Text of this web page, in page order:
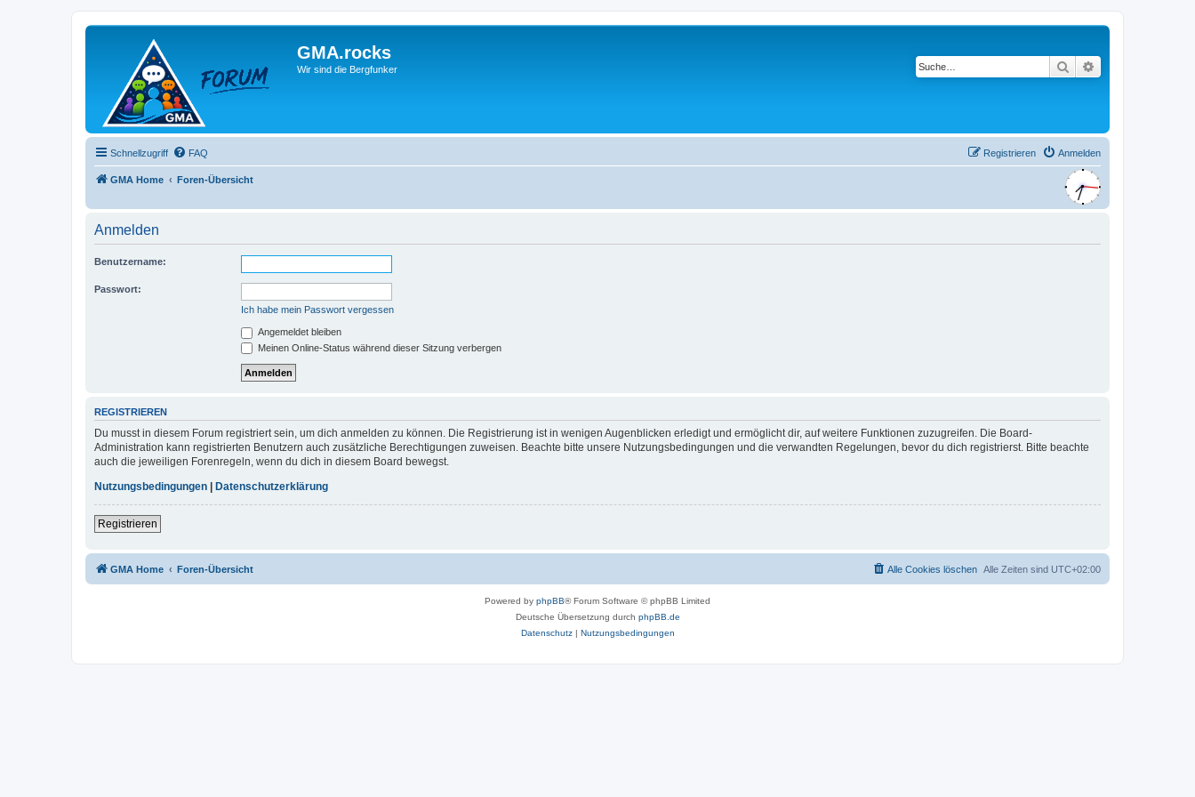
GMA.rocks
Wir sind die Bergfunker Suche
Schnellzugriff FAQ Anmelden
Registrieren
GMA Home Foren-Übersicht
Anmelden
Benutzername:
Passwort:
Ich habe mein Passwort vergessen
Angemeldet bleiben
Meinen Online-Status während dieser Sitzung verbergen
REGISTRIEREN
Du musst in diesem Forum registriert sein, um dich anmelden zu können. Die Registrierung ist in wenigen Augenblicken erledigt und ermöglicht dir, auf weitere Funktionen zuzugreifen. Die Board-
Administration kann registrierten Benutzern auch zusätzliche Berechtigungen zuweisen. Beachte bitte unsere Nutzungsbedingungen und die verwandten Regelungen, bevor du dich registrierst. Bitte beachte
auch die jeweiligen Forenregeln, wenn du dich in diesem Board bewegst.
Nutzungsbedingungen | Datenschutzerklärung
Registrieren
GMA Home Foren-Übersicht Alle Zeiten sind UTC+02:00
Alle Cookies löschen
Powered by phpBB® Forum Software © phpBB Limited
Deutsche Übersetzung durch phpBB.de
Datenschutz| Nutzungsbedingungen